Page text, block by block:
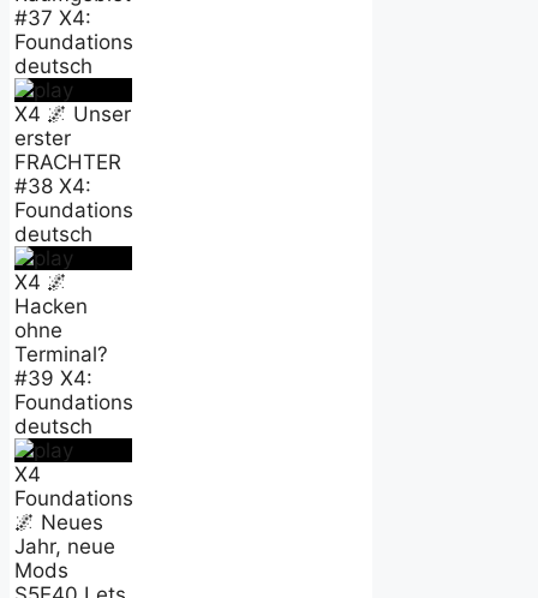
#37 X4:
Foundations
deutsch
X4 🌌 Unser
erster
FRACHTER
#38 X4:
Foundations
deutsch
X4 🌌
Hacken
ohne
Terminal?
#39 X4:
Foundations
deutsch
X4
Foundations
🌌 Neues
Jahr, neue
Mods